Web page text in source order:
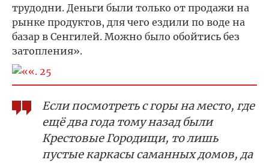
трудодни. Деньги были только от продажи на
рынке продуктов, для чего ездили по воде на
базар в Сенгилей. Можно было обойтись без
затопления».
Если посмотреть с горы на место, где
ещё два года тому назад были
Крестовые Городищи, то лишь
пустые каркасы саманных домов, да